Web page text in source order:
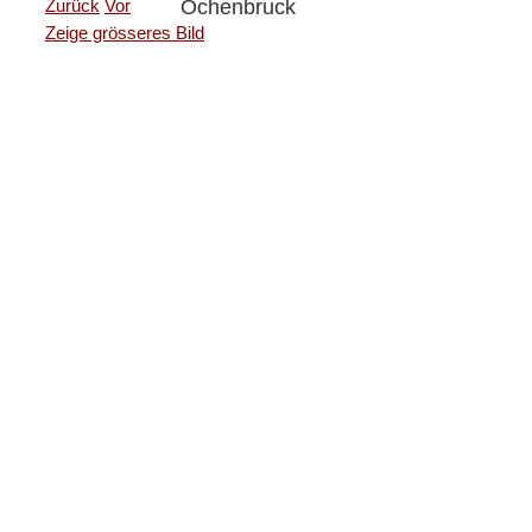
Ochenbruck
Zurück Vor
Zeige grösseres Bild